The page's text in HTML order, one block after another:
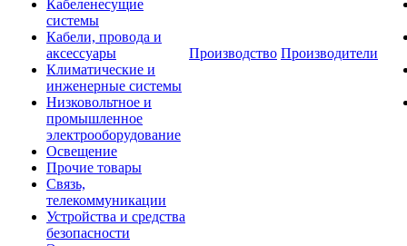
Кабеленесущие
системы
Кабели, провода и
аксессуары
Климатические и
инженерные системы
Низковольтное и
промышленное
электрооборудование
Освещение
Прочие товары
Связь,
телекоммуникации
Устройства и средства
безопасности
Производство Производители